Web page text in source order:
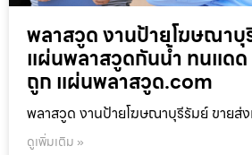
พลาสวูด งานป้ายโฆษณาบุ
แผ่นพลาสวูดกันน้ำ ทนแดด
ถูก แผ่นพลาสวูด.com
พลาสวูด งานป้ายโฆษณาบุรีรัมย์ ขายส่
ดูเพิ่มเติม »